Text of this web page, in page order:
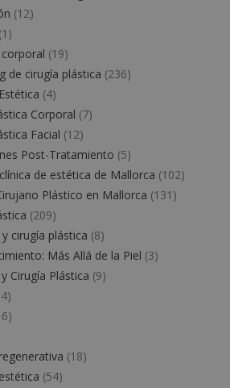
(12)
(1)
(19)
de cirugía plástica (236)
(4)
Corporal (7)
Facial (12)
Post-Tratamiento (5)
de estética de Mallorca (102)
Plástico en Mallorca (131)
(209)
cirugía plástica (8)
Más Allá de la Piel (3)
Cirugía Plástica (9)
(18)
(54)